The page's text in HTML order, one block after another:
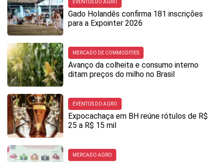
EVENTOS DO AGRO
Gado Holandês confirma 181 inscrições
para a Expointer 2026
MERCADO DE COMMODITIES
Avanço da colheita e consumo interno
ditam preços do milho no Brasil
EVENTOS DO AGRO
Expocachaça em BH reúne rótulos de R$
25 a R$ 15 mil
MERCADO AGRO